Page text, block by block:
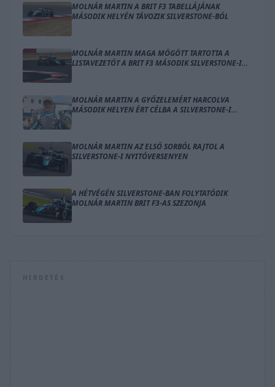
MOLNÁR MARTIN A BRIT F3 TABELLÁJÁNAK
MÁSODIK HELYÉN TÁVOZIK SILVERSTONE-BÓL
MOLNÁR MARTIN MAGA MÖGÖTT TARTOTTA A
LISTAVEZETŐT A BRIT F3 MÁSODIK SILVERSTONE-I
MOLNÁR MARTIN A GYŐZELEMÉRT HARCOLVA
MÁSODIK HELYEN ÉRT CÉLBA A SILVERSTONE-I
MOLNÁR MARTIN AZ ELSŐ SORBÓL RAJTOL A
SILVERSTONE-I NYITÓVERSENYEN
A HÉTVÉGÉN SILVERSTONE-BAN FOLYTATÓDIK
MOLNÁR MARTIN BRIT F3-AS SZEZONJA
HIRDETÉS